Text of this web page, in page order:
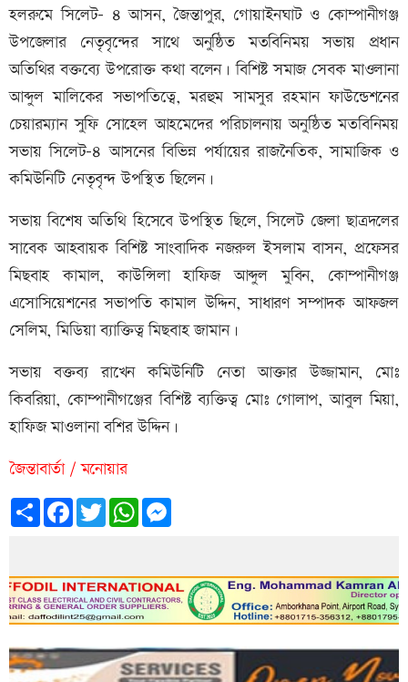
হলরুমে সিলেট- ৪ আসন, জৈন্তাপুর, গোয়াইনঘাট ও কোম্পানীগঞ্জ
উপজেলার নেতৃবৃন্দের সাথে অনুষ্ঠিত মতবিনিময় সভায় প্রধান
অতিথির বক্তব্যে উপরোক্ত কথা বলেন। বিশিষ্ট সমাজ সেবক মাওলানা
আব্দুল মালিকের সভাপতিত্বে, মরহুম সামসুর রহমান ফাউন্ডেশনের
চেয়ারম্যান সুফি সোহেল আহমেদের পরিচালনায় অনুষ্ঠিত মতবিনিময়
সভায় সিলেট-৪ আসনের বিভিন্ন পর্যায়ের রাজনৈতিক, সামাজিক ও
কমিউনিটি নেতৃবৃন্দ উপস্থিত ছিলেন।
সভায় বিশেষ অতিথি হিসেবে উপস্থিত ছিলে, সিলেট জেলা ছাত্রদলের
সাবেক আহবায়ক বিশিষ্ট সাংবাদিক নজরুল ইসলাম বাসন, প্রফেসর
মিছবাহ কামাল, কাউন্সিলা হাফিজ আব্দুল মুবিন, কোম্পানীগঞ্জ
এসোসিয়েশনের সভাপতি কামাল উদ্দিন, সাধারণ সম্পাদক আফজল
সেলিম, মিডিয়া ব্যাক্তিত্ব মিছবাহ জামান।
সভায় বক্তব্য রাখেন কমিউনিটি নেতা আক্তার উজ্জামান, মোঃ
কিবরিয়া, কোম্পানীগঞ্জের বিশিষ্ট ব্যক্তিত্ব মোঃ গোলাপ, আবুল মিয়া,
হাফিজ মাওলানা বশির উদ্দিন।
জৈন্তাবার্তা / মনোয়ার
Share FacebookTwitterWhatsApp